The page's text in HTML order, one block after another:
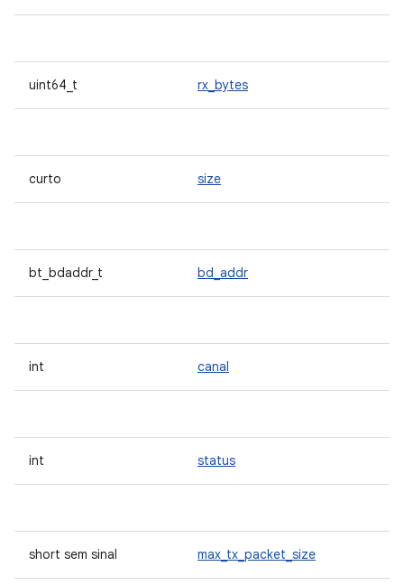
uint64_t rx_bytes
curto size
bt_bdaddr_t bd_addr
int canal
int status
short sem sinal max_tx_packet_size